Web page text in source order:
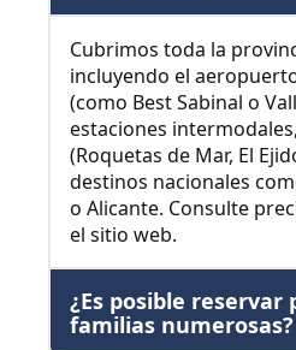
Cubrimos toda la
incluyendo el
(como Best Sabinal o
estaciones
(Roquetas de Mar, El
destinos nacionales
o Alicante. Consulte
el sitio web.
¿Es posible reservar
familias numerosas?